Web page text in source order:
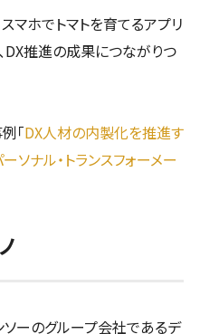
マホでトマトを育てるアプリ
DX推進の成果につながりつ
「DX人材の内製化を推進す
ソナル・トランスフォーメー
ーのグループ会社であるデ